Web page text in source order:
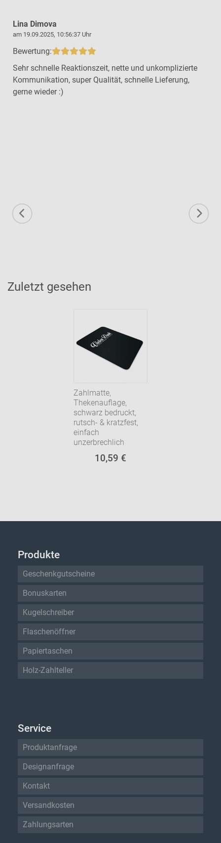
Lina Dimova
am 19.09.2025, 10:56:37 Uhr
Bewertung:
Sehr schnelle Reaktionszeit, nette und unkomplizierte
Kommunikation, super Qualität, schnelle Lieferung,
gerne wieder :)
Zuletzt gesehen
Zahlmatte,
Thekenauflage,
schwarz bedruckt,
rutsch- & kratzfest,
einfach
unzerbrechlich
10,59 €
Produkte
Geschenkgutscheine
Bonuskarten
Kugelschreiber
Flaschenöffner
Papiertaschen
Holz-Zahlteller
Service
Produktanfrage
Designanfrage
Kontakt
Versandkosten
Zahlungsarten